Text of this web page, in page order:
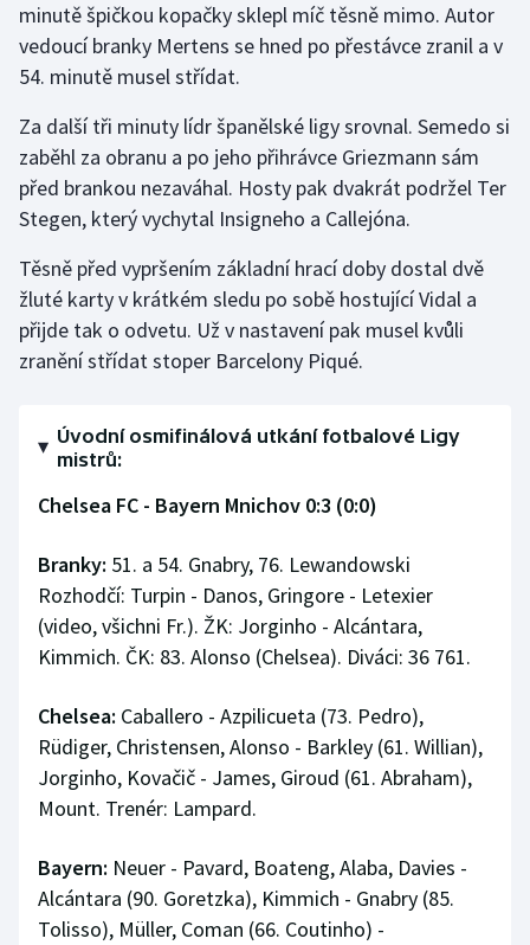
minutě špičkou kopačky sklepl míč těsně mimo. Autor
vedoucí branky Mertens se hned po přestávce zranil a v
54. minutě musel střídat.
Za další tři minuty lídr španělské ligy srovnal. Semedo si
zaběhl za obranu a po jeho přihrávce Griezmann sám
před brankou nezaváhal. Hosty pak dvakrát podržel Ter
Stegen, který vychytal Insigneho a Callejóna.
Těsně před vypršením základní hrací doby dostal dvě
žluté karty v krátkém sledu po sobě hostující Vidal a
přijde tak o odvetu. Už v nastavení pak musel kvůli
zranění střídat stoper Barcelony Piqué.
Úvodní osmifinálová utkání fotbalové Ligy
mistrů:
Chelsea FC - Bayern Mnichov 0:3 (0:0)
Branky: 51. a 54. Gnabry, 76. Lewandowski
Rozhodčí: Turpin - Danos, Gringore - Letexier
(video, všichni Fr.). ŽK: Jorginho - Alcántara,
Kimmich. ČK: 83. Alonso (Chelsea). Diváci: 36 761.
Chelsea: Caballero - Azpilicueta (73. Pedro),
Rüdiger, Christensen, Alonso - Barkley (61. Willian),
Jorginho, Kovačič - James, Giroud (61. Abraham),
Mount. Trenér: Lampard.
Bayern: Neuer - Pavard, Boateng, Alaba, Davies -
Alcántara (90. Goretzka), Kimmich - Gnabry (85.
Tolisso), Müller, Coman (66. Coutinho) -